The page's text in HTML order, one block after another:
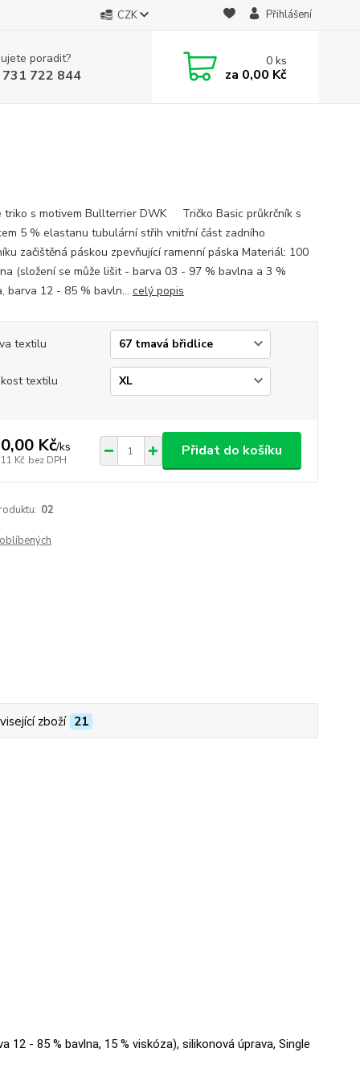
CZK Přihlášení
poradit?
722 844
0ks
za 0,00 Kč
triko s motivem Bullterrier DWK Tričko Basic průkrčník s
5 % elastanu tubulární střih vnitřní část zadního
začištěná páskou zpevňující ramenní páska Materiál: 100
(složení se může lišit - barva 03 - 97 % bavlna a 3 %
barva 12 - 85 % bavln... celý popis
textilu
textilu
Kč/ks
Kč bez DPH
Přidat do košíku
02
zboží 21
12 - 85 % bavlna, 15 % viskóza), silikonová úprava, Single